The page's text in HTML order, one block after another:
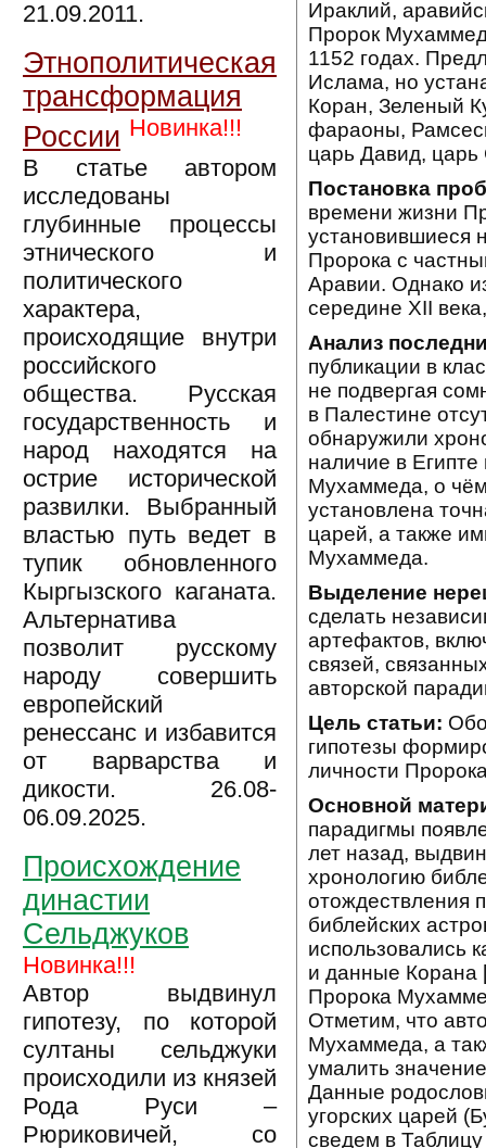
21.09.2011.
Этнополитическая
трансформация
России Новинка!!!
В статье автором
исследованы
глубинные процессы
этнического и
политического
характера,
происходящие внутри
российского
общества. Русская
государственность и
народ находятся на
острие исторической
развилки. Выбранный
властью путь ведет в
тупик обновленного
Кыргызского каганата.
Альтернатива
позволит русскому
народу совершить
европейский
ренессанс и избавится
от варварства и
дикости. 26.08-
06.09.2025.
Происхождение
династии
Сельджуков
Новинка!!!
Автор выдвинул
гипотезу, по которой
султаны сельджуки
происходили из князей
Рода Руси –
Рюриковичей, со
Ираклий,
Пророк
1152 годах.
Ислама, но
Коран, Зеленый
фараоны,
царь Давид,
Постановка
времени жизни
установившиеся
Пророка с
Аравии. Однако
середине XII
Анализ
публикации в
не подвергая
в Палестине
обнаружили
наличие в
Мухаммеда, о
установлена
царей, а также
Мухаммеда.
Выделение
сделать
артефактов,
связей,
авторской
Цель статьи:
гипотезы
личности
Основной
парадигмы
лет назад,
хронологию
отождествления
библейских
использовались
и данные Корана
Пророка
Отметим, что
Мухаммеда, а
умалить
Данные
угорских царей
сведем в